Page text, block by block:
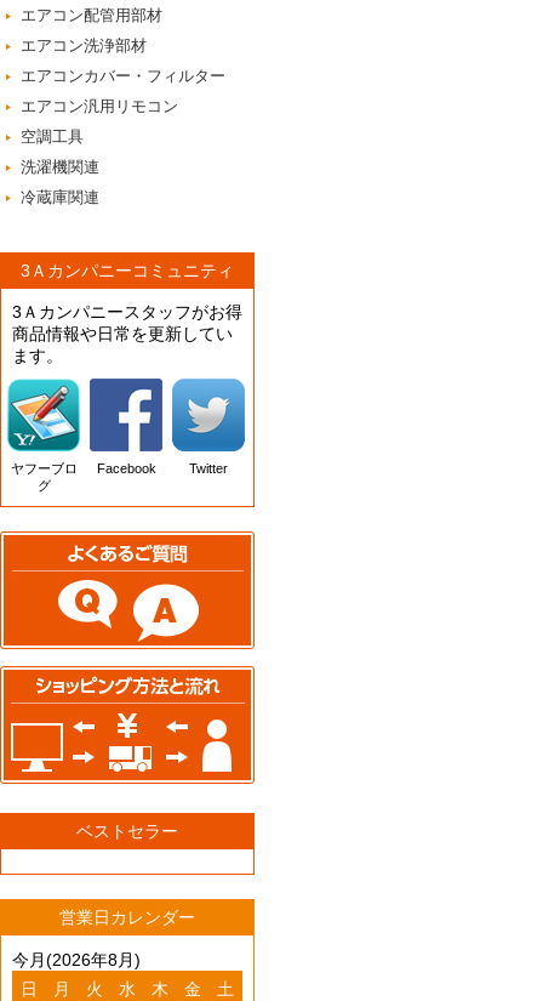
エアコン配管用部材
エアコン洗浄部材
エアコンカバー・フィルター
エアコン汎用リモコン
空調工具
洗濯機関連
冷蔵庫関連
3Ａカンパニーコミュニティ
3Ａカンパニースタッフがお得
商品情報や日常を更新してい
ます。
ヤフーブロ
グ
Facebook Twitter
ベストセラー
営業日カレンダー
今月(2026年8月)
日
月 火 水 木 金
土